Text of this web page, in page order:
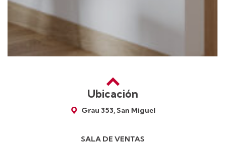
Ubicación
Grau 353, San Miguel
SALA DE VENTAS